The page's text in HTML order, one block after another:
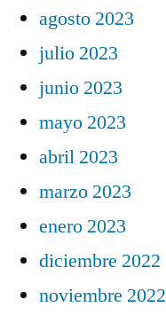
agosto 2023
julio 2023
junio 2023
mayo 2023
abril 2023
marzo 2023
enero 2023
diciembre 2022
noviembre 2022